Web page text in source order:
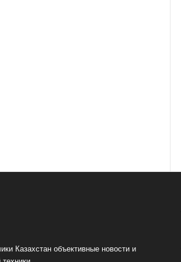
Казахстан объективные новости и